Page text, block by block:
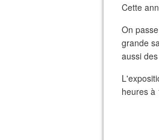
Cette
On
grande
aussi
heures à